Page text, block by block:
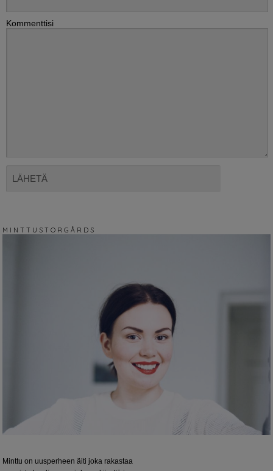
Kommenttisi
M I N T T U S T O R G Å R D S
Minttu on uusperheen äiti joka rakastaa